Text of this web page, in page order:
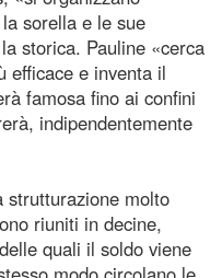
sorella e le sue
storica. Pauline «cerca
efficace e inventa il
famosa fino ai confini
indipendentemente
strutturazione molto
riuniti in decine,
quali il soldo viene